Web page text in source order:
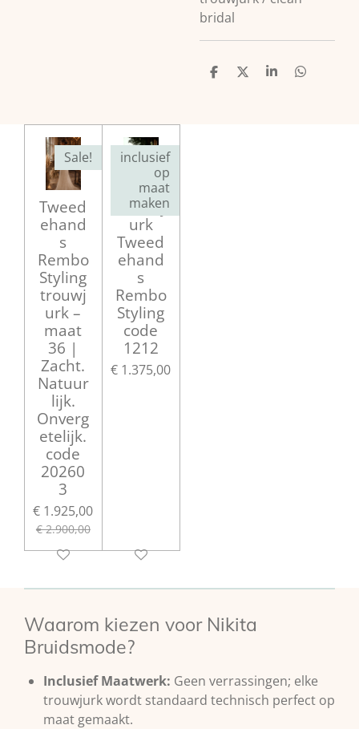
bridal
D
D
S
D
Sale!
Tweed
ehand
s
Rembo
Styling
trouwj
urk –
maat
36 |
Zacht.
Natuur
lijk.
Onverg
etelijk.
code
20260
3
€ 1.925,00
€ 2.900,00
inclusief
op
maat
maken
Trouwj
urk
Tweed
ehand
s
Rembo
Styling
code
1212
€ 1.375,00
Waarom kiezen voor Nikita
Bruidsmode?
Inclusief Maatwerk: Geen verrassingen; elke
trouwjurk wordt standaard technisch perfect op
maat gemaakt.